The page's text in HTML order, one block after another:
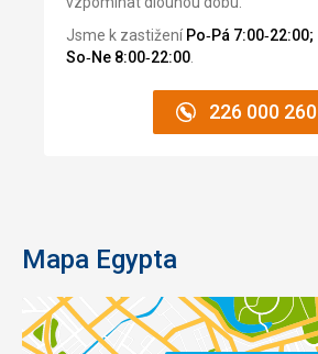
Jsme k zastižení Po‑Pá 7:00‑22:00;
So‑Ne 8:00‑22:00.
226 000 260
Mapa Egypta